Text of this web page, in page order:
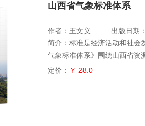
山西省气象标准体系
作者：王文义
出版日期
简介：标准是经济活动和社会
气象标准体系》围绕山西省资
标对表民生需求、国家重大战
定价： ￥ 28.0